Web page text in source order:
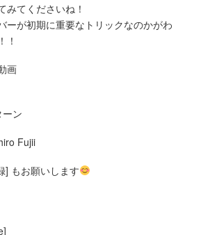
みてくださいね！
ーが初期に重要なトリックなのかがわ
！
画
ン
Fujii
] もお願いします